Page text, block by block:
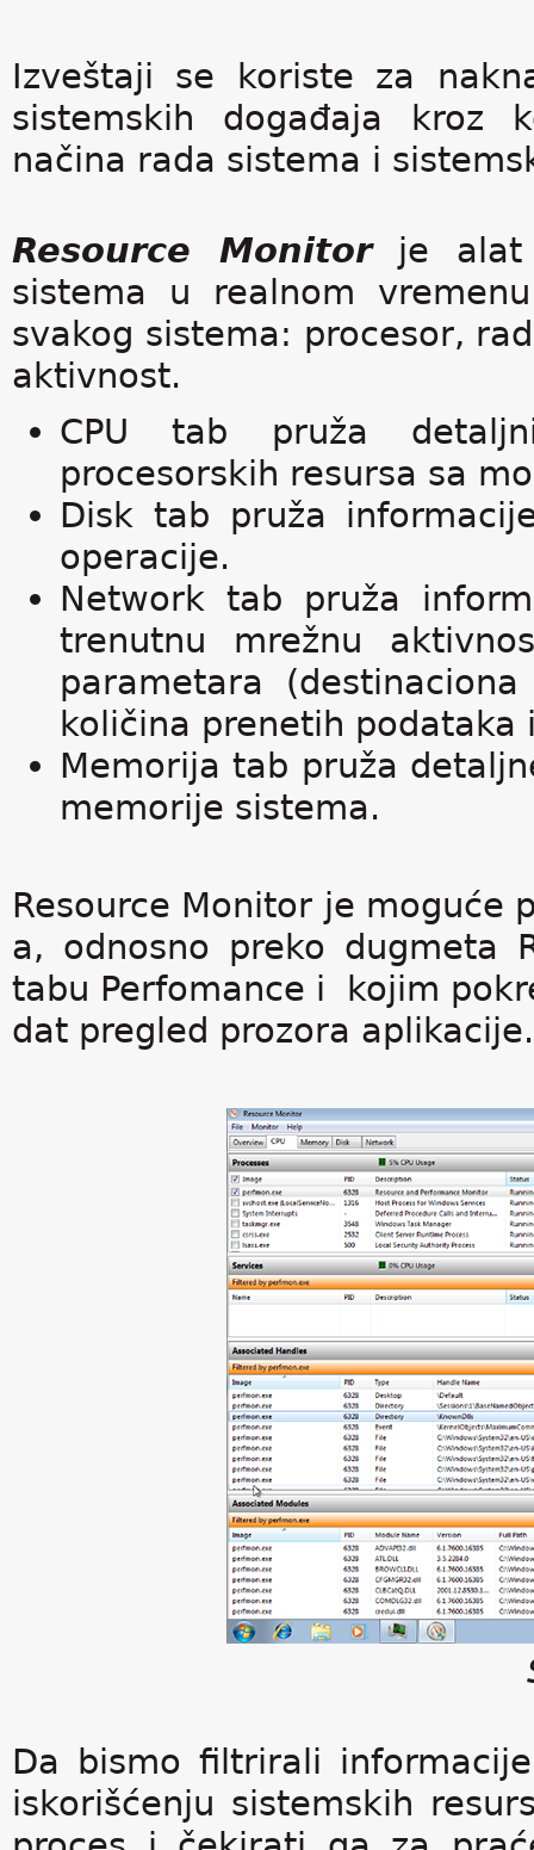
Izveštaji se koriste za
sistemskih događaja kroz
načina rada sistema i
Resource Monitorje alat
sistema u realnom
svakog sistema: procesor,
aktivnost.
CPU tab pruža
procesorskih resursa sa
Disk tab pruža
operacije.
Network tab pruža
trenutnu mrežnu
parametara
količina prenetih podataka
Memorija tab pruža
memorije sistema.
Resource Monitor je moguće
a, odnosno preko dugmeta
tabu Perfomance i kojim
dat pregled prozora aplikacije.
Da bismo filtrirali
iskorišćenju sistemskih